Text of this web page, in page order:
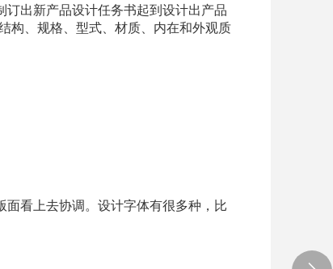
订出新产品设计任务书起到设计出产品
构、规格、型式、材质、内在和外观质
看上去协调。设计字体有很多种，比